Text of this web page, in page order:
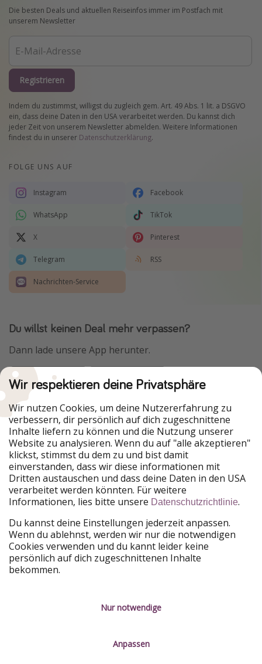
Die besten Deals und aktuellen Reiseinfos immer im Postfach mit
unserem Newsletter
Registrieren
Indem du zustimmst, willigst du zugleich gem. Art. 49 Abs. 1 lit. a DSGVO
ein, dass deine Daten in den USA verarbeitet werden. Du kannst dich
jeder Zeit von unserem Newsletter abmelden. Weitere Informationen
findest du in unserer Datenschutzerklärung.
FOLGE UNS AUF
Instagram Facebook
WhatsApp TikTok
X Pinterest
Telegram RSS
Nachrichten-Service
Du willst keinen Deal mehr verpassen?
Dann lade unsere App herunter.
Urlaubspiraten ist Teil der HolidayPirates Group
Unsere Märkte
PiratinViaggio
HolidayPirates
VakantiePiraten
WakacyjniPiraci
VoyagesPirates
Ferienpiraten
Urlaubspiraten
ViajerosPiratas
TravelPirates
HolidayPirates Group
Lerne uns kennen
Über uns
Rechtliches
Kontakt
Wir respektieren deine Privatsphäre
Wir nutzen Cookies, um deine Nutzererfahrung zu
verbessern, dir persönlich auf dich zugeschnittene
Inhalte liefern zu können und die Nutzung unserer
Website zu analysieren. Wenn du auf "alle akzeptieren"
klickst, stimmst du dem zu und bist damit
einverstanden, dass wir diese informationen mit
Dritten austauschen und dass deine Daten in den USA
verarbeitet werden könnten. Für weitere
Informationen, lies bitte unsere Datenschutzrichtlinie.
Du kannst deine Einstellungen jederzeit anpassen.
Wenn du ablehnst, werden wir nur die notwendigen
Cookies verwenden und du kannt leider keine
persönlich auf dich zugeschnittenen Inhalte
bekommen.
Nur notwendige
Anpassen